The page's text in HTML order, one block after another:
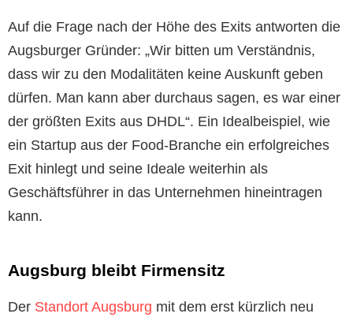
Auf die Frage nach der Höhe des Exits antworten die
Augsburger Gründer: „Wir bitten um Verständnis,
dass wir zu den Modalitäten keine Auskunft geben
dürfen. Man kann aber durchaus sagen, es war einer
der größten Exits aus DHDL“. Ein Idealbeispiel, wie
ein Startup aus der Food-Branche ein erfolgreiches
Exit hinlegt und seine Ideale weiterhin als
Geschäftsführer in das Unternehmen hineintragen
kann.
Augsburg bleibt Firmensitz
Der Standort Augsburg mit dem erst kürzlich neu